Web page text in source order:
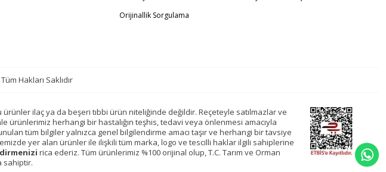
Orijinallik Sorgulama
Hakları Saklıdır
ilaç ya da beşeri tıbbi ürün niteliğinde değildir. Reçeteyle satılmazlar ve
ürünlerimiz herhangi bir hastalığın teşhis, tedavi veya önlenmesi amacıyla
tüm bilgiler yalnızca genel bilgilendirme amacı taşır ve herhangi bir tavsiye
yer alan ürünler ile ilişkili tüm marka, logo ve tescilli haklar ilgili sahiplerine
rica ederiz. Tüm ürünlerimiz %100 orijinal olup, T.C. Tarım ve Orman
sahiptir.